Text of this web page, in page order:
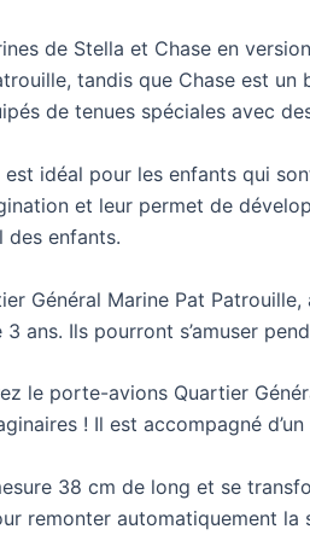
de Stella et Chase en
tandis que Chase est
de tenues spéciales avec
est idéal pour les enfants qui
et leur permet de
enfants.
Général Marine Pat
ans. Ils pourront s’amuser
le porte-avions Quartier
! Il est accompagné
38 cm de long et se
remonter automatiquement